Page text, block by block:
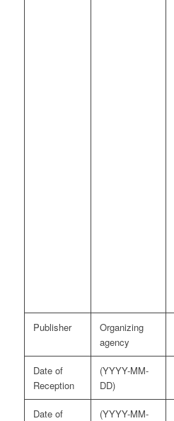
Publisher
Organizing
agency
Date of
Reception
(YYYY-MM-
DD)
Date of
(YYYY-MM-